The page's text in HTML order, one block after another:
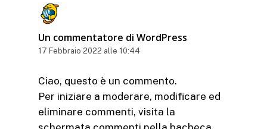
Un commentatore di WordPress
17 Febbraio 2022 alle 10:44
Ciao, questo è un commento.
Per iniziare a moderare, modificare ed
eliminare commenti, visita la